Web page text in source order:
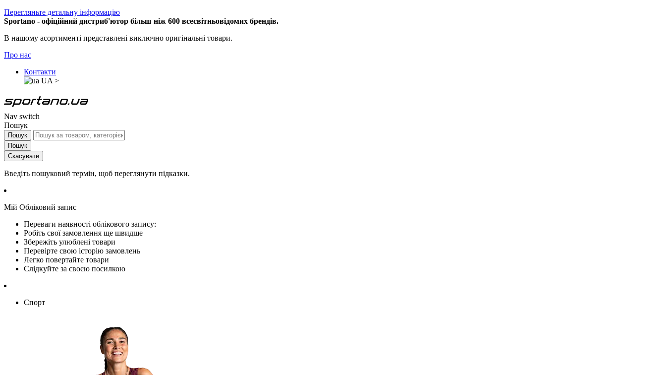
Перегляньте детальну інформацію
Sportano - офіційний дистриб'ютор більш ніж 600 всесвітньовідомих брендів.
В нашому асортименті представлені виключно оригінальні товари.
Про нас
Контакти
UA >
Nav switch
Пошук
Пошук
Пошук
Скасувати
Введіть пошуковий термін, щоб переглянути підказки.
Мій Обліковий запис
Переваги наявності облікового запису:
Робіть свої замовлення ще швидше
Збережіть улюблені товари
Перевірте свою історію замовлень
Легко повертайте товари
Слідкуйте за своєю посилкою
Спорт